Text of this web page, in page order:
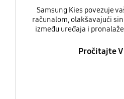
Samsung Kies povezuje
računalom, olakšavajući
između uređaja i
Pročitajte